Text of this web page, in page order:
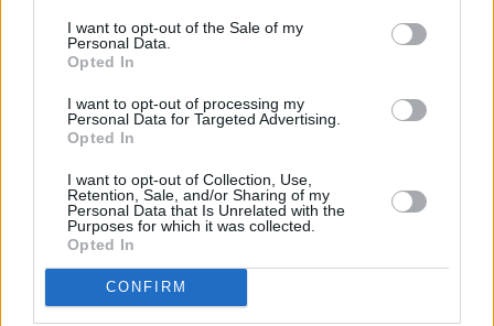
I want to opt-out of the Sale of my
Personal Data.
Opted In
I want to opt-out of processing my
Personal Data for Targeted Advertising.
Opted In
I want to opt-out of Collection, Use,
Retention, Sale, and/or Sharing of my
Personal Data that Is Unrelated with the
Purposes for which it was collected.
Opted In
CONFIRM
digital.
Buena temperatura.
Buena calidad del aire (hoy).
Internet rápido.
Es un lugar seguro.
Buena sanidad y hospitales.
Es seguro para las mujeres.
LGBTQ+ friendly.
Hay una buena oferta gastronómica.